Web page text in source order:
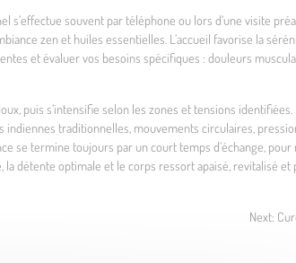
s’effectue souvent par téléphone ou lors d’une visite
zen et huiles essentielles. L’accueil favorise la
et évaluer vos besoins spécifiques : douleurs
puis s’intensifie selon les zones et tensions identifiées.
traditionnelles, mouvements circulaires,
se termine toujours par un court temps d’échange,
détente optimale et le corps ressort apaisé, revitalisé
Next: